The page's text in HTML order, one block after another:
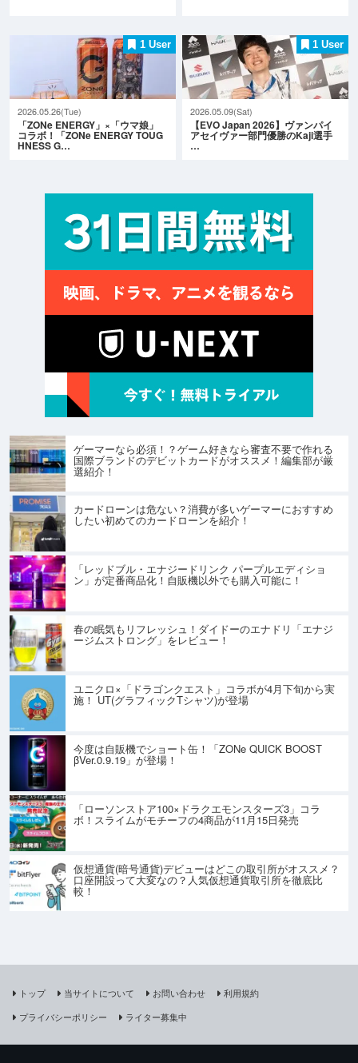
1 User
2026.05.26(Tue)
「ZONe ENERGY」×「ウマ娘」
コラボ！「ZONe ENERGY TOUG
HNESS G…
1 User
2026.05.09(Sat)
【EVO Japan 2026】ヴァンパイ
アセイヴァー部門優勝のKaji選手
…
ゲーマーなら必須！？ゲーム好きなら審査不要で作れる
国際ブランドのデビットカードがオススメ！編集部が厳
選紹介！
カードローンは危ない？消費が多いゲーマーにおすすめ
したい初めてのカードローンを紹介！
「レッドブル・エナジードリンク パープルエディショ
ン」が定番商品化！自販機以外でも購入可能に！
春の眠気もリフレッシュ！ダイドーのエナドリ「エナジ
ージムストロング」をレビュー！
ユニクロ×「ドラゴンクエスト」コラボが4月下旬から実
施！ UT(グラフィックTシャツ)が登場
今度は自販機でショート缶！「ZONe QUICK BOOST
βVer.0.9.19」が登場！
「ローソンストア100×ドラクエモンスターズ3」コラ
ボ！スライムがモチーフの4商品が11月15日発売
仮想通貨(暗号通貨)デビューはどこの取引所がオススメ？
口座開設って大変なの？人気仮想通貨取引所を徹底比
較！
トップ 当サイトについて お問い合わせ
利用規約
プライバシーポリシー
ライター募集中